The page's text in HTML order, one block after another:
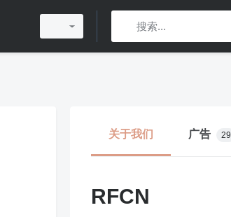
关于我们 广告 29
RFCN